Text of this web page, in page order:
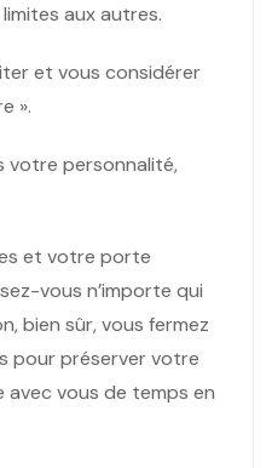
aux autres.
et vous considérer
».
votre personnalité,
et votre porte
vous n’importe qui
bien sûr, vous fermez
pour préserver votre
avec vous de temps en